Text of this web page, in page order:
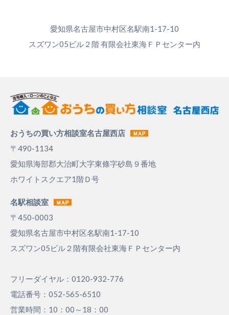
愛知県名古屋市中村区名駅南1-17-10
スズワン05ビル２階 有限会社東海ＦＰセンター内
おうちの買い方相談室名古屋西店
〒490-1134
愛知県海部郡大治町大字東條字砂島９番地
ホワイトスクエア1階Ｄ号
名駅相談室
〒450-0003
愛知県名古屋市中村区名駅南1-17-10
スズワン05ビル２階有限会社東海ＦＰセンター内
フリーダイヤル：0120-932-776
電話番号：052-565-6510
営業時間：10：00～18：00